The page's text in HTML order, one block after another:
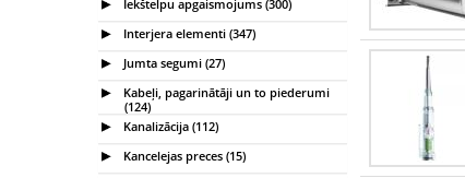
Interjera elementi (347)
Jumta segumi (27)
Kabeļi, pagarinātāji un to piederumi
(124)
Kanalizācija (112)
Kancelejas preces (15)